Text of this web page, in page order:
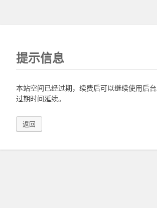
提示信息
本站空间已经过期，续费后可以继续使用后
过期时间延续。
返回